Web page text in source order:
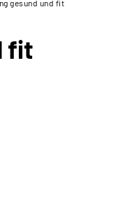
gesund und fit
fit